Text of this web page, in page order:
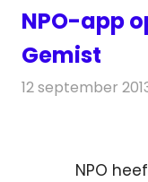
NPO-app
Gemist
12 september
NPO